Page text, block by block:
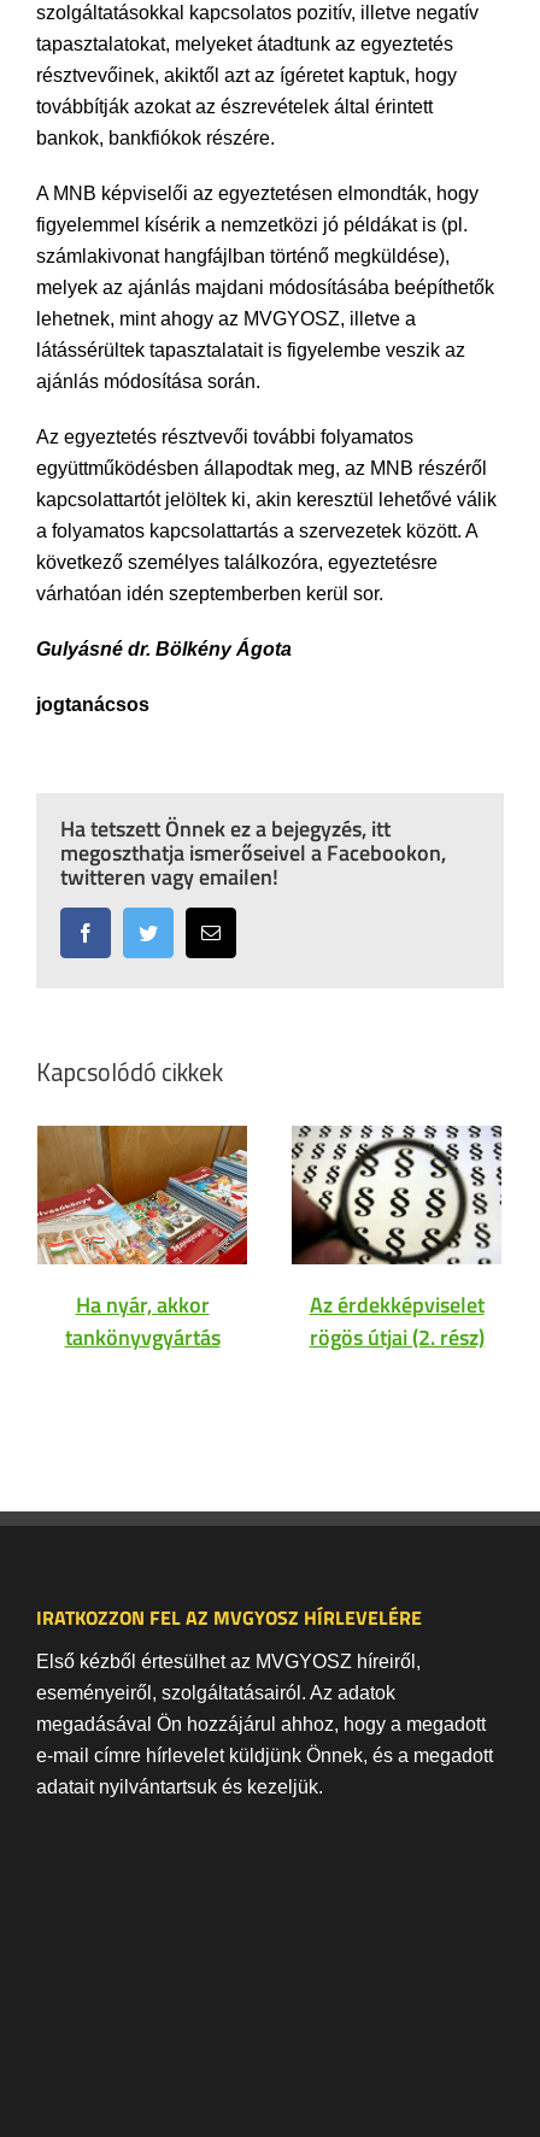
szolgáltatásokkal kapcsolatos pozitív, illetve negatív
tapasztalatokat, melyeket átadtunk az egyeztetés
résztvevőinek, akiktől azt az ígéretet kaptuk, hogy
továbbítják azokat az észrevételek által érintett
bankok, bankfiókok részére.
A MNB képviselői az egyeztetésen elmondták, hogy
figyelemmel kísérik a nemzetközi jó példákat is (pl.
számlakivonat hangfájlban történő megküldése),
melyek az ajánlás majdani módosításába beépíthetők
lehetnek, mint ahogy az MVGYOSZ, illetve a
látássérültek tapasztalatait is figyelembe veszik az
ajánlás módosítása során.
Az egyeztetés résztvevői további folyamatos
együttműködésben állapodtak meg, az MNB részéről
kapcsolattartót jelöltek ki, akin keresztül lehetővé válik
a folyamatos kapcsolattartás a szervezetek között. A
következő személyes találkozóra, egyeztetésre
várhatóan idén szeptemberben kerül sor.
Gulyásné dr. Bölkény Ágota
jogtanácsos
Ha tetszett Önnek ez a bejegyzés, itt
megoszthatja ismerőseivel a Facebookon,
twitteren vagy emailen!
FacebookTwitter Email:
Kapcsolódó cikkek
Ha nyár, akkor
tankönyvgyártás
Az érdekképviselet
rögös útjai (2. rész)
IRATKOZZON FEL AZ MVGYOSZ HÍRLEVELÉRE
Első kézből értesülhet az MVGYOSZ híreiről,
eseményeiről, szolgáltatásairól. Az adatok
megadásával Ön hozzájárul ahhoz, hogy a megadott
e-mail címre hírlevelet küldjünk Önnek, és a megadott
adatait nyilvántartsuk és kezeljük.